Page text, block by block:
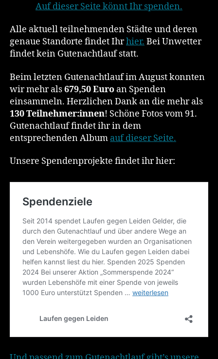
Auf dieser Seite könnt Ihr spenden.
Alle aktuell teilnehmenden Städte und deren
genaue Standorte findet Ihrhier. Bei Unwetter
findet kein Gutenachtlauf statt.
Beim letzten Gutenachtlauf im August konnten
wir mehr als679,50 Euro an Spenden
einsammeln. Herzlichen Dank an die mehr als
130 Teilnehmer:innen! Schöne Fotos vom 91.
Gutenachtlauf findet ihr in dem
entsprechenden Album auf dieser Seite.
Unsere Spendenprojekte findet ihr hier: